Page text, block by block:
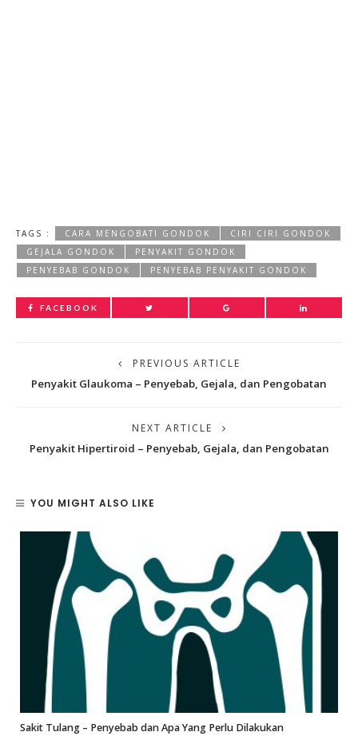
TAGS : CARA MENGOBATI GONDOK
CIRI CIRI GONDOK
GEJALA GONDOK
PENYAKIT GONDOK
PENYEBAB GONDOK
PENYEBAB PENYAKIT GONDOK
FACEBOOK
PREVIOUS ARTICLE
Penyakit Glaukoma – Penyebab, Gejala, dan Pengobatan
NEXT ARTICLE
Penyakit Hipertiroid – Penyebab, Gejala, dan Pengobatan
YOU MIGHT ALSO LIKE
Sakit Tulang – Penyebab dan Apa Yang Perlu Dilakukan